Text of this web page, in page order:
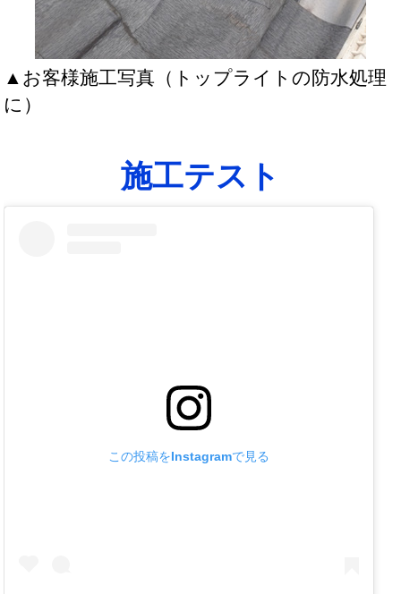
▲お客様施工写真（トップライトの防水処理
に）
施工テスト
この投稿をInstagramで見る